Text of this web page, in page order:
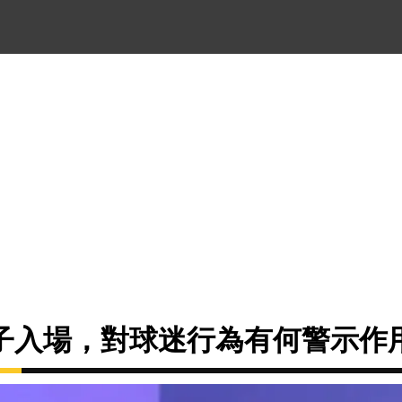
入場，對球迷行為有何警示作